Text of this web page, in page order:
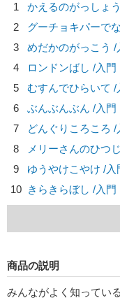
1
かえるのがっしょ
2
グーチョキパーで
3
めだかのがっこう /
4
ロンドンばし /入門
5
むすんでひらいて /
6
ぶんぶんぶん /入門
7
どんぐりころころ /
8
メリーさんのひつ
9
ゆうやけこやけ /入
10 きらきらぼし /入門
商品の説明
みんながよく知ってい